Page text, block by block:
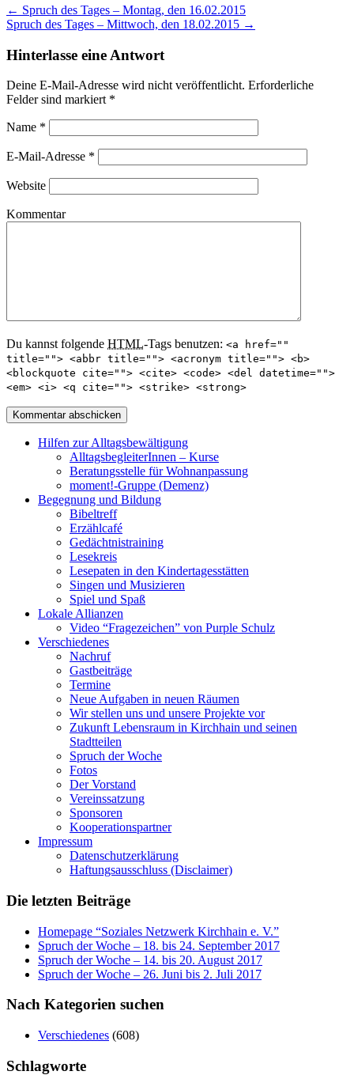
← Spruch des Tages – Montag, den 16.02.2015
Spruch des Tages – Mittwoch, den 18.02.2015 →
Hinterlasse eine Antwort
Deine E-Mail-Adresse wird nicht veröffentlicht. Erforderliche
Felder sind markiert *
Name *
E-Mail-Adresse *
Website
Kommentar
Du kannst folgende HTML-Tags benutzen: <a href=""
title=""> <abbr title=""> <acronym title=""> <b>
<blockquote cite=""> <cite> <code> <del datetime="">
<em> <i> <q cite=""> <strike> <strong>
Hilfen zur Alltagsbewältigung
AlltagsbegleiterInnen – Kurse
Beratungsstelle für Wohnanpassung
moment!-Gruppe (Demenz)
Begegnung und Bildung
Bibeltreff
Erzählcafé
Gedächtnistraining
Lesekreis
Lesepaten in den Kindertagesstätten
Singen und Musizieren
Spiel und Spaß
Lokale Allianzen
Video “Fragezeichen” von Purple Schulz
Verschiedenes
Nachruf
Gastbeiträge
Termine
Neue Aufgaben in neuen Räumen
Wir stellen uns und unsere Projekte vor
Zukunft Lebensraum in Kirchhain und seinen
Stadtteilen
Spruch der Woche
Fotos
Der Vorstand
Vereinssatzung
Sponsoren
Kooperationspartner
Impressum
Datenschutzerklärung
Haftungsausschluss (Disclaimer)
Die letzten Beiträge
Homepage “Soziales Netzwerk Kirchhain e. V.”
Spruch der Woche – 18. bis 24. September 2017
Spruch der Woche – 14. bis 20. August 2017
Spruch der Woche – 26. Juni bis 2. Juli 2017
Nach Kategorien suchen
Verschiedenes (608)
Schlagworte